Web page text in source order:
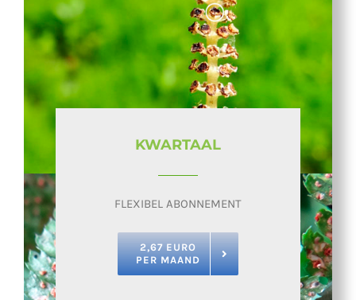
KWARTAAL
FLEXIBEL ABONNEMENT
2,67 EURO
PER MAAND